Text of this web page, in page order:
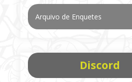
Arquivo de Enquetes
Discord